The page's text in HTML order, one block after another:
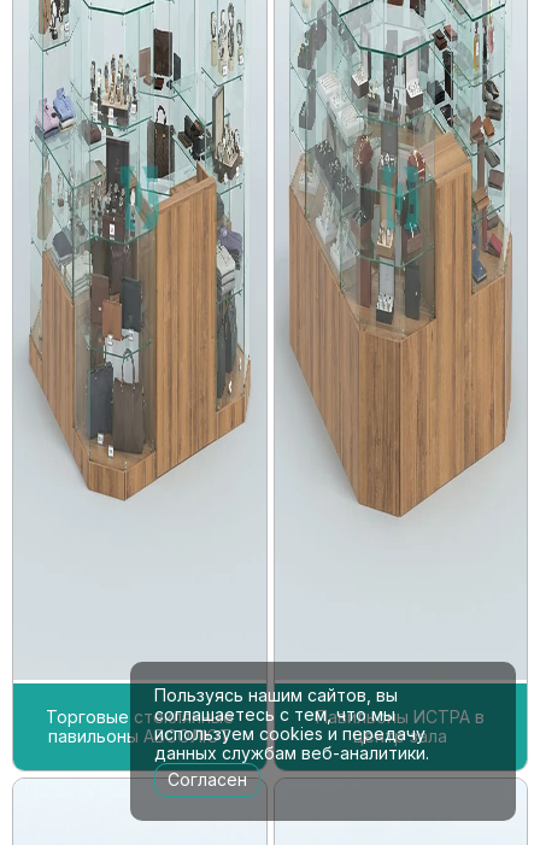
Торговые стеклянные
павильоны АБСОЛЮТ
Павильоны ИСТРА в
центр зала
Пользуясь нашим сайтов, вы
соглашаетесь с тем, что мы
используем cookies и передачу
данных службам веб-аналитики.
Согласен